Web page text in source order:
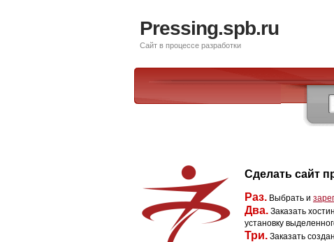
Pressing.spb.ru
Сайт в процессе разработки
Сделать сайт
Раз. Выбрать и
Два. Заказать
установку
Три. Заказать